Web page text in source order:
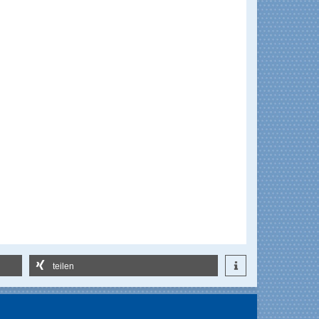
teilen